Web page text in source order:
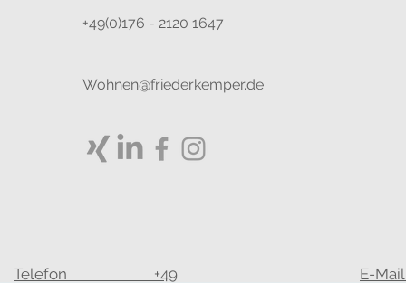
+49(0)176 - 2120 1647
Wohnen@friederkemper.de
Telefon +49
E-